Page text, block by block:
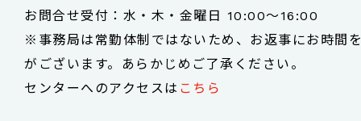
お問合せ受付：水・木・金曜日 10:00～16:00
※事務局は常勤体制ではないため、お返事にお時間
がございます。あらかじめご了承ください。
センターへのアクセスは こちら